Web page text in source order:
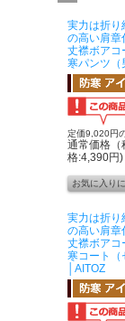
実力は折り
の高い肩章
丈襟ボアコ
寒パンツ（
定価9,020円
通常価格（
格:4,390円)
実力は折り
の高い肩章
丈襟ボアコ
寒コート（
│AITOZ